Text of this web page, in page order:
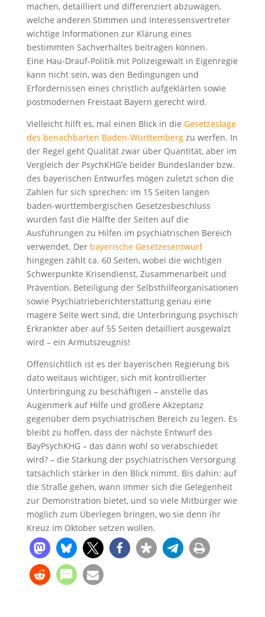
machen, detailliert und differenziert abzuwägen,
welche anderen Stimmen und Interessensvertreter
wichtige Informationen zur Klärung eines
bestimmten Sachverhaltes beitragen können.
Eine Hau-Drauf-Politik mit Polizeigewalt in Eigenregie
kann nicht sein, was den Bedingungen und
Erfordernissen eines christlich aufgeklärten sowie
postmodernen Freistaat Bayern gerecht wird.
Vielleicht hilft es, mal einen Blick in die Gesetzeslage
des benachbarten Baden-Württembergzu werfen. In
der Regel geht Qualität zwar über Quantität, aber im
Vergleich der PsychKHG’e beider Bundesländer bzw.
des bayerischen Entwurfes mögen zuletzt schon die
Zahlen für sich sprechen: im 15 Seiten langen
baden-württembergischen Gesetzesbeschluss
wurden fast die Hälfte der Seiten auf die
Ausführungen zu Hilfen im psychiatrischen Bereich
verwendet. Der bayerische Gesetzesentwurf
hingegen zählt ca. 60 Seiten, wobei die wichtigen
Schwerpunkte Krisendienst, Zusammenarbeit und
Prävention, Beteiligung der Selbsthilfeorganisationen
sowie Psychiatrieberichterstattung genau eine
magere Seite wert sind, die Unterbringung psychisch
Erkrankter aber auf 55 Seiten detailliert ausgewalzt
wird – ein Armutszeugnis!
Offensichtlich ist es der bayerischen Regierung bis
dato weitaus wichtiger, sich mit kontrollierter
Unterbringung zu beschäftigen – anstelle das
Augenmerk auf Hilfe und größere Akzeptanz
gegenüber dem psychiatrischen Bereich zu legen. Es
bleibt zu hoffen, dass der nächste Entwurf des
BayPsychKHG – das dann wohl so verabschiedet
wird? – die Stärkung der psychiatrischen Versorgung
tatsächlich stärker in den Blick nimmt. Bis dahin: auf
die Straße gehen, wann immer sich die Gelegenheit
zur Demonstration bietet, und so viele Mitbürger wie
möglich zum Überlegen bringen, wo sie denn ihr
Kreuz im Oktober setzen wollen.